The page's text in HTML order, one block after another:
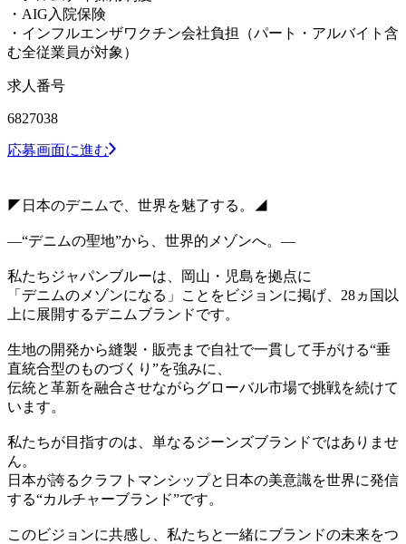
・AIG入院保険
・インフルエンザワクチン会社負担（パート・アルバイト含
む全従業員が対象）
求人番号
6827038
応募画面に進む
◤日本のデニムで、世界を魅了する。◢
―“デニムの聖地”から、世界的メゾンへ。―
私たちジャパンブルーは、岡山・児島を拠点に
「デニムのメゾンになる」ことをビジョンに掲げ、28ヵ国以
上に展開するデニムブランドです。
⽣地の開発から縫製・販売まで⾃社で⼀貫して手がける“垂
直統合型のものづくり”を強みに、
伝統と革新を融合させながらグローバル市場で挑戦を続けて
います。
私たちが目指すのは、単なるジーンズブランドではありませ
ん。
日本が誇るクラフトマンシップと日本の美意識を世界に発信
する“カルチャーブランド”です。
このビジョンに共感し、私たちと一緒にブランドの未来をつ